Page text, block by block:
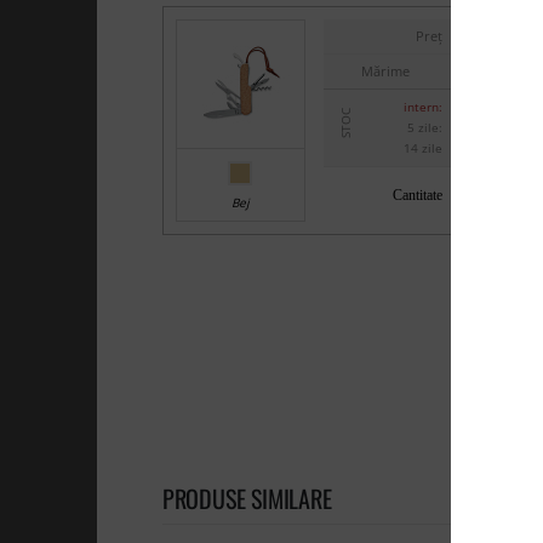
Bej
Preț
Mărime
STOC
intern:
5 zile:
14 zile
Cantitate
PRODUSE SIMILARE